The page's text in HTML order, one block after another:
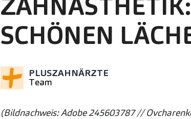
SCHÖNEN
PLUSZAHNÄRZTE
Team
(Bildnachweis: Adobe 245603787 //